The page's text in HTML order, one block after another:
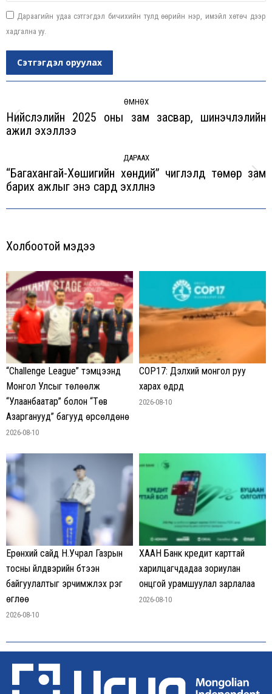
Дараагийн удаа сэтгэгдэл бичихийн тулд өөрийн нэр, имэйл хөтөч дээр
хадгална уу.
Сэтгэгдэл оруулах
ӨМНӨХ
Previous
Нийслэлийн 2025 оны зам засвар, шинэчлэлийн
ажил эхэллээ
ДАРААХ
Next
“Багахангай-Хөшигийн хөндий” чиглэлд төмөр зам
барих ажлыг энэ сард эхлүүлнэ
Холбоотой мэдээ
“Challenge League” тэмцээнд
Монгол Улсыг төлөөлж
“Улаанбаатар” болон “Төв
Азарганууд” багууд өрсөлдөнө
2026-08-10
COP17: Дэлхий монгол руу
харах өдрүүд
2026-08-10
Ерөнхий сайд Н.Учрал Газрын
тосны үйлдвэрийн бүтээн
байгуулалтыг эрчимжүүлэх үүрэг
өглөө
2026-08-10
ХААН Банк кредит карттай
харилцагчдадаа зориулан
онцгой урамшуулал зарлалаа
2026-08-10